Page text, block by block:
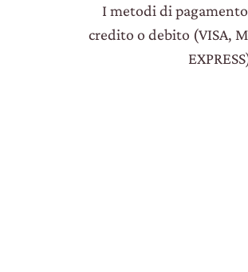
I metodi di
credito o debito (VISA,